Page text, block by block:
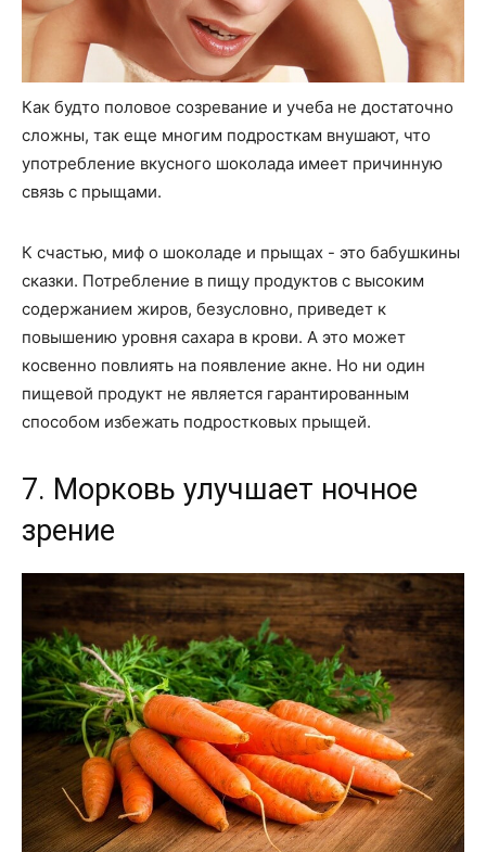
Как будто половое созревание и учеба не достаточно
сложны, так еще многим подросткам внушают, что
употребление вкусного шоколада имеет причинную
связь с прыщами.
К счастью, миф о шоколаде и прыщах - это бабушкины
сказки. Потребление в пищу продуктов с высоким
содержанием жиров, безусловно, приведет к
повышению уровня сахара в крови. А это может
косвенно повлиять на появление акне. Но ни один
пищевой продукт не является гарантированным
способом избежать подростковых прыщей.
7. Морковь улучшает ночное
зрение